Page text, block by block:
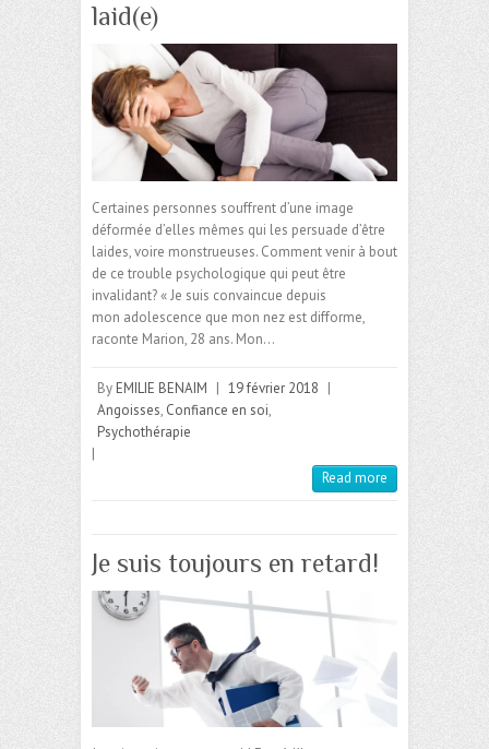
laid(e)
Certaines personnes souffrent d’une image
déformée d’elles mêmes qui les persuade d’être
laides, voire monstrueuses. Comment venir à bout
de ce trouble psychologique qui peut être
invalidant? « Je suis convaincue depuis
mon adolescence que mon nez est difforme,
raconte Marion, 28 ans. Mon…
By EMILIE BENAIM | 19 février 2018 |
Angoisses, Confiance en soi,
Psychothérapie
|
Read more
Je suis toujours en retard!